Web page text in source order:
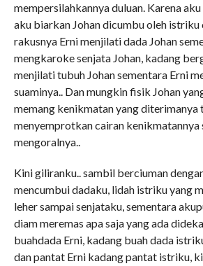
mempersilahkannya duluan. Karena
aku biarkan Johan dicumbu oleh istriku
rakusnya Erni menjilati dada Johan
mengkaroke senjata Johan, kadang
menjilati tubuh Johan sementara Erni
suaminya.. Dan mungkin fisik Johan
memang kenikmatan yang diterimanya
menyemprotkan cairan kenikmatannya
mengoralnya..
Kini giliranku.. sambil berciuman
mencumbui dadaku, lidah istriku yang
leher sampai senjataku, sementara
diam meremas apa saja yang ada
buahdada Erni, kadang buah dada
dan pantat Erni kadang pantat istriku,